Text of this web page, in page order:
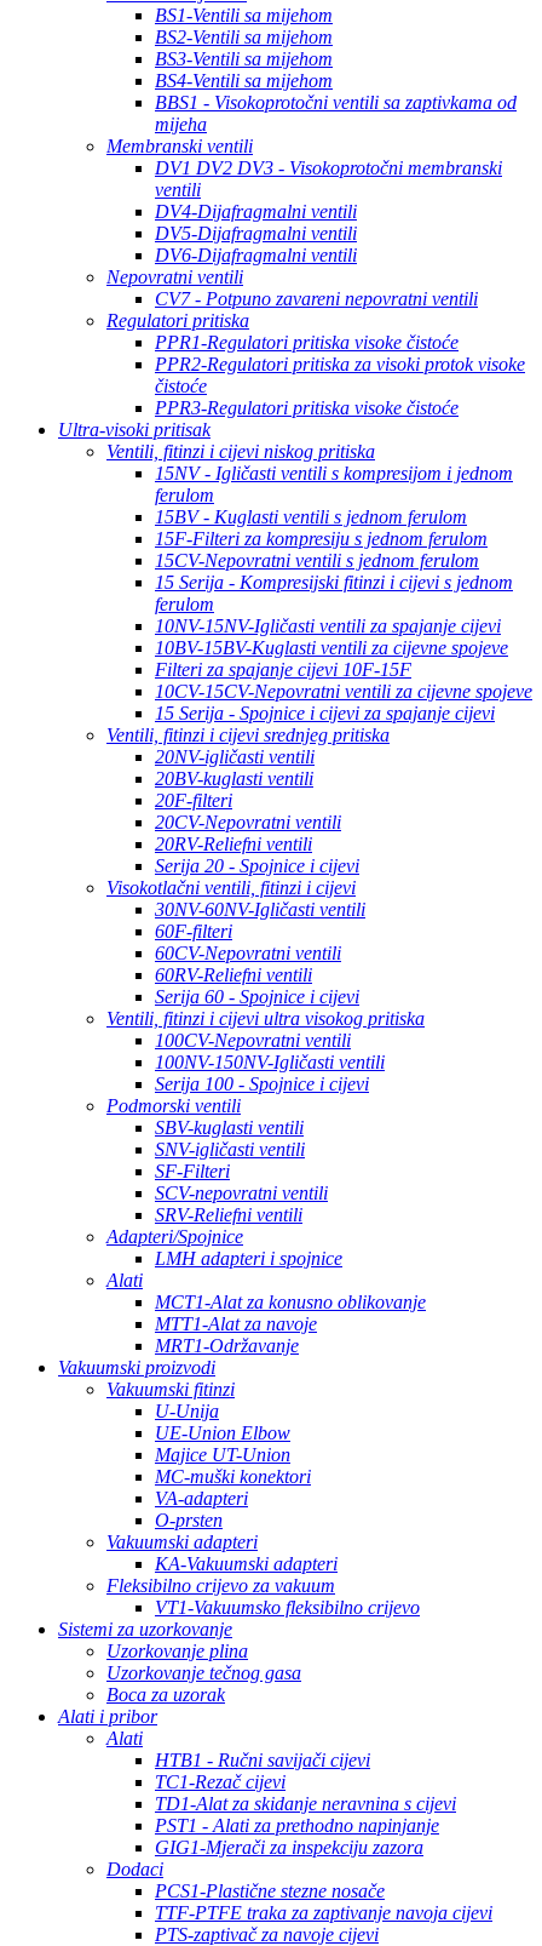
BS1-Ventili sa mijehom
BS2-Ventili sa mijehom
BS3-Ventili sa mijehom
BS4-Ventili sa mijehom
BBS1 - Visokoprotočni ventili sa zaptivkama od
mijeha
Membranski ventili
DV1 DV2 DV3 - Visokoprotočni membranski
ventili
DV4-Dijafragmalni ventili
DV5-Dijafragmalni ventili
DV6-Dijafragmalni ventili
Nepovratni ventili
CV7 - Potpuno zavareni nepovratni ventili
Regulatori pritiska
PPR1-Regulatori pritiska visoke čistoće
PPR2-Regulatori pritiska za visoki protok visoke
čistoće
PPR3-Regulatori pritiska visoke čistoće
Ultra-visoki pritisak
Ventili, fitinzi i cijevi niskog pritiska
15NV - Igličasti ventili s kompresijom i jednom
ferulom
15BV - Kuglasti ventili s jednom ferulom
15F-Filteri za kompresiju s jednom ferulom
15CV-Nepovratni ventili s jednom ferulom
15 Serija - Kompresijski fitinzi i cijevi s jednom
ferulom
10NV-15NV-Igličasti ventili za spajanje cijevi
10BV-15BV-Kuglasti ventili za cijevne spojeve
Filteri za spajanje cijevi 10F-15F
10CV-15CV-Nepovratni ventili za cijevne spojeve
15 Serija - Spojnice i cijevi za spajanje cijevi
Ventili, fitinzi i cijevi srednjeg pritiska
20NV-igličasti ventili
20BV-kuglasti ventili
20F-filteri
20CV-Nepovratni ventili
20RV-Reliefni ventili
Serija 20 - Spojnice i cijevi
Visokotlačni ventili, fitinzi i cijevi
30NV-60NV-Igličasti ventili
60F-filteri
60CV-Nepovratni ventili
60RV-Reliefni ventili
Serija 60 - Spojnice i cijevi
Ventili, fitinzi i cijevi ultra visokog pritiska
100CV-Nepovratni ventili
100NV-150NV-Igličasti ventili
Serija 100 - Spojnice i cijevi
Podmorski ventili
SBV-kuglasti ventili
SNV-igličasti ventili
SF-Filteri
SCV-nepovratni ventili
SRV-Reliefni ventili
Adapteri/Spojnice
LMH adapteri i spojnice
Alati
MCT1-Alat za konusno oblikovanje
MTT1-Alat za navoje
MRT1-Održavanje
Vakuumski proizvodi
Vakuumski fitinzi
U-Unija
UE-Union Elbow
Majice UT-Union
MC-muški konektori
VA-adapteri
O-prsten
Vakuumski adapteri
KA-Vakuumski adapteri
Fleksibilno crijevo za vakuum
VT1-Vakuumsko fleksibilno crijevo
Sistemi za uzorkovanje
Uzorkovanje plina
Uzorkovanje tečnog gasa
Boca za uzorak
Alati i pribor
Alati
HTB1 - Ručni savijači cijevi
TC1-Rezač cijevi
TD1-Alat za skidanje neravnina s cijevi
PST1 - Alati za prethodno napinjanje
GIG1-Mjerači za inspekciju zazora
Dodaci
PCS1-Plastične stezne nosače
TTF-PTFE traka za zaptivanje navoja cijevi
PTS-zaptivač za navoje cijevi